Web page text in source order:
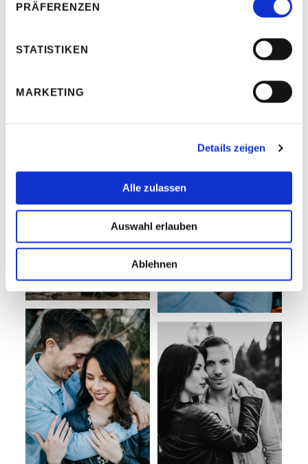
PRÄFERENZEN
STATISTIKEN
MARKETING
Details zeigen
Alle zulassen
Auswahl erlauben
Ablehnen